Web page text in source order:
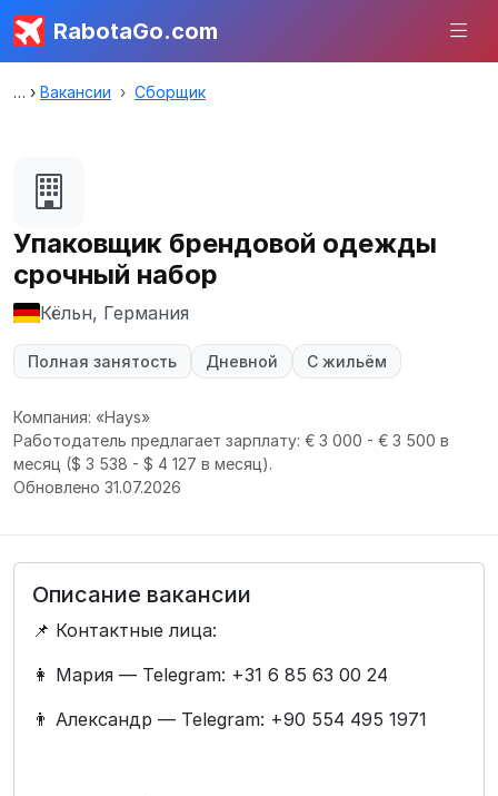
RabotaGo.com
Вакансии Сборщик
Упаковщик брендовой одежды
срочный набор
Кёльн, Германия
Полная занятость Дневной С жильём
Компания: «Hays»
Работодатель предлагает зарплату: € 3 000 - € 3 500 в
месяц ($ 3 538 - $ 4 127 в месяц).
Обновлено 31.07.2026
Описание вакансии
📌 Контактные лица:
👩 Мария — Telegram: +31 6 85 63 00 24
👨 Александр — Telegram: +90 554 495 1971